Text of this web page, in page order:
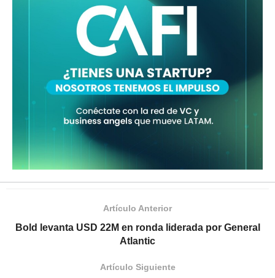
Artículo Anterior
Bold levanta USD 22M en ronda liderada por General
Atlantic
Artículo Siguiente